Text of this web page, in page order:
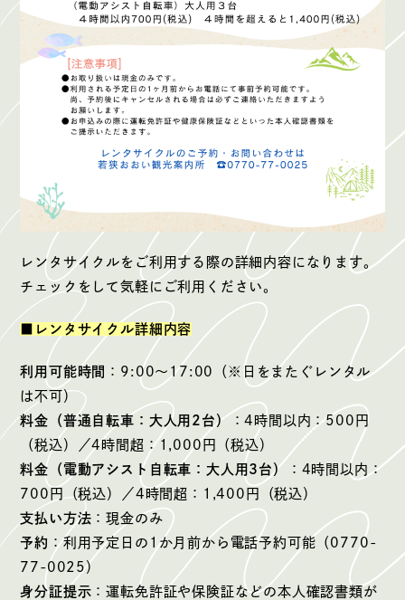
レンタサイクルをご利用する際の詳細内容になります。
チェックをして気軽にご利用ください。
■レンタサイクル詳細内容
利用可能時間 ：9:00〜17:00（※日をまたぐレンタル
は不可）
料金（普通自転車：大人用2台） ：4時間以内：500円
（税込）／4時間超：1,000円（税込）
料金（電動アシスト自転車：大人用3台）
：4時間以内：
700円（税込）／4時間超：1,400円（税込）
支払い方法 ：現金のみ
予約 ：利用予定日の1か月前から電話予約可能（0770-
77-0025）
身分証提示 ：運転免許証や保険証などの本人確認書類が